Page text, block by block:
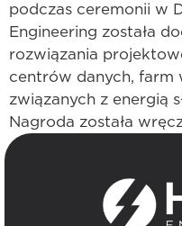
podczas ceremonii w
Engineering została
rozwiązania
centrów danych,
związanych z energią
Nagroda została